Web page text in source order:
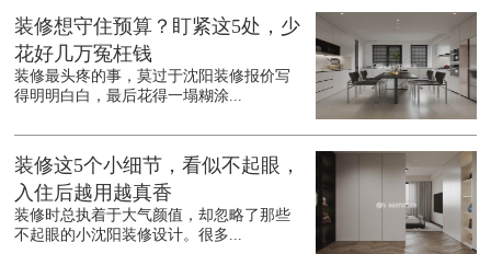
装修想守住预算？盯紧这5处，少
花好几万冤枉钱
装修最头疼的事，莫过于沈阳装修报价写
得明明白白，最后花得一塌糊涂...
装修这5个小细节，看似不起眼，
入住后越用越真香
装修时总执着于大气颜值，却忽略了那些
不起眼的小沈阳装修设计。很多...